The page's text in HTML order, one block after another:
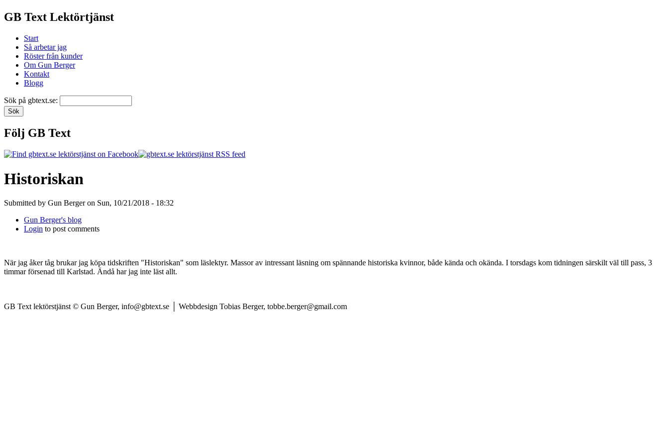
GB Text Lektörtjänst
Start
Så arbetar jag
Röster från kunder
Om Gun Berger
Kontakt
Blogg
Sök på gbtext.se:
Följ GB Text
Historiskan
Submitted by Gun Berger on Sun, 10/21/2018 - 18:32
Gun Berger's blog
Login to post comments
När jag åker tåg brukar jag köpa tidskriften "Historiskan" som läslektyr. Massor av intressant läsning om spännande historiska kvinnor, både kända och okända. I torsdags kom tidningen särskilt väl till pass, 3
timmar försenad till Karlstad. Ändå har jag inte läst allt.
GB Text lektörstjänst © Gun Berger, info@gbtext.se │ Webbdesign Tobias Berger, tobbe.berger@gmail.com